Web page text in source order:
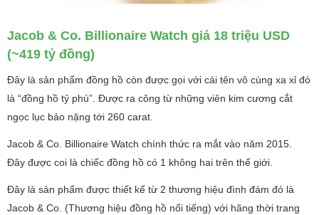
Jacob & Co. Billionaire Watch giá 18 triệu USD
(~419 tỷ đồng)
Đây là sản phẩm đồng hồ còn được gọi với cái tên vô cùng xa xỉ đó
là “đồng hồ tỷ phú”. Được ra công từ những viên kim cương cắt
ngọc lục bảo nặng tới 260 carat.
Jacob & Co. Billionaire Watch chính thức ra mắt vào năm 2015.
Đây được coi là chiếc đồng hồ có 1 không hai trên thế giới.
Đây là sản phẩm được thiết kế từ 2 thương hiệu đình đám đó là
Jacob & Co. (Thương hiệu đồng hồ nổi tiếng) với hãng thời trang